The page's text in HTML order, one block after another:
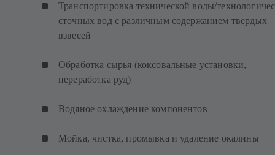
Транспортировка технической воды/
сточных вод с различным содержанием твердых
взвесей
Обработка сырья (коксовальные установки,
переработка руд)
Водяное охлаждение компонентов
Мойка, чистка, промывка и удаление окалины